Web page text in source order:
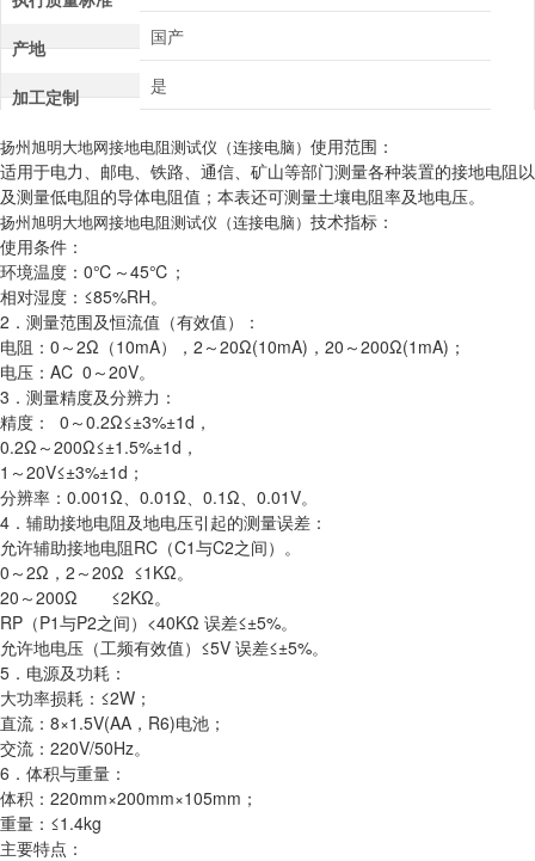
产地 国产
加工定制 是
扬州旭明大地网接地电阻测试仪（连接电脑） 使用范围：
适用于电力、邮电、铁路、通信、矿山等部门测量各种装置的接地电阻以
及测量低电阻的导体电阻值；本表还可测量土壤电阻率及地电压。
扬州旭明大地网接地电阻测试仪（连接电脑） 技术指标：
使用条件：
环境温度：0℃～45℃；
相对湿度：≤85%RH。
2．测量范围及恒流值（有效值）：
电阻：0～2Ω（10mA），2～20Ω(10mA)，20～200Ω(1mA)；
电压：AC 0～20V。
3．测量精度及分辨力：
精度： 0～0.2Ω≤±3%±1d，
0.2Ω～200Ω≤±1.5%±1d，
1～20V≤±3%±1d；
分辨率：0.001Ω、0.01Ω、0.1Ω、0.01V。
4．辅助接地电阻及地电压引起的测量误差：
允许辅助接地电阻RC（C1与C2之间）。
0～2Ω，2～20Ω ≤1KΩ。
20～200Ω ≤2KΩ。
RP（P1与P2之间）<40KΩ 误差≤±5%。
允许地电压（工频有效值）≤5V 误差≤±5%。
5．电源及功耗：
大功率损耗：≤2W；
直流：8×1.5V(AA，R6)电池；
交流：220V/50Hz。
6．体积与重量：
体积：220mm×200mm×105mm；
重量：≤1.4kg
主要特点：